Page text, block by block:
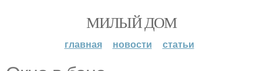
МИЛЫЙ ДОМ
главная новости статьи